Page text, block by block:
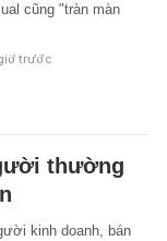
cũng "tràn màn
trước
thường
kinh doanh, bán